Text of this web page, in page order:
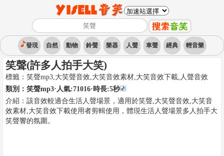
發現 自然 動物 鈴聲 樂器 人聲 車聲 經典 輕音樂
笑聲(許多人拍手大笑)
標籤： 笑聲mp3,大笑聲音效,大笑音效素材,大笑音效下載, 人聲音效
類別： 笑聲mp3·人氣:71016·時長:5秒
介紹： 該音效較適合生活人聲場景，適用於笑聲,大笑聲音效,大笑音
效素材,大笑音效下載使用者剪輯使用，體現生活人聲場景多人拍手大
笑聲響的氛圍。